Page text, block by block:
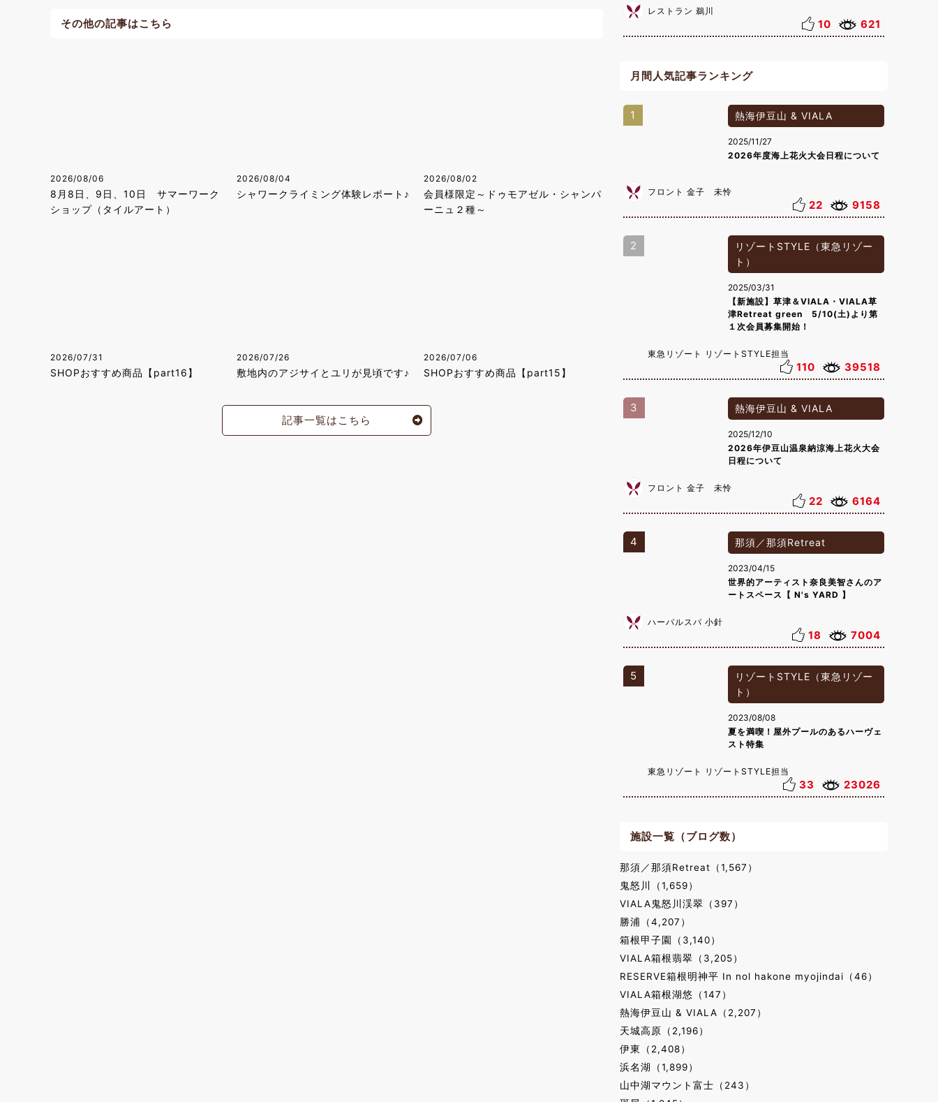
その他の記事はこちら
2026/08/06
8月8日、9日、10日 サマーワーク
ショップ（タイルアート）
2026/08/04
シャワークライミング体験レポート♪
2026/08/02
会員様限定～ドゥモアゼル・シャンパ
ーニュ２種～
2026/07/31
SHOPおすすめ商品【part16】
2026/07/26
敷地内のアジサイとユリが見頃です♪
2026/07/06
SHOPおすすめ商品【part15】
記事一覧はこちら
レストラン 鵜川
10 621
月間人気記事ランキング
1 熱海伊豆山 & VIALA
2025/11/27
2026年度海上花火大会日程について
フロント 金子 未怜
22 9158
2
リゾートSTYLE（東急リゾー
ト）
2025/03/31
【新施設】草津＆VIALA・VIALA草
津Retreat green 5/10(土)より第
１次会員募集開始！
東急リゾート リゾートSTYLE担当
110 39518
3 熱海伊豆山 & VIALA
2025/12/10
2026年伊豆山温泉納涼海上花火大会
日程について
フロント 金子 未怜
22 6164
4 那須／那須Retreat
2023/04/15
世界的アーティスト奈良美智さんのア
ートスペース【 N's YARD 】
ハーバルスパ 小針
18 7004
5
リゾートSTYLE（東急リゾー
ト）
2023/08/08
夏を満喫！屋外プールのあるハーヴェ
スト特集
東急リゾート リゾートSTYLE担当
33 23026
施設一覧（ブログ数）
那須／那須Retreat（1,567）
鬼怒川（1,659）
VIALA鬼怒川渓翠（397）
勝浦（4,207）
箱根甲子園（3,140）
VIALA箱根翡翠（3,205）
RESERVE箱根明神平 In nol hakone myojindai（46）
VIALA箱根湖悠（147）
熱海伊豆山 & VIALA（2,207）
天城高原（2,196）
伊東（2,408）
浜名湖（1,899）
山中湖マウント富士（243）